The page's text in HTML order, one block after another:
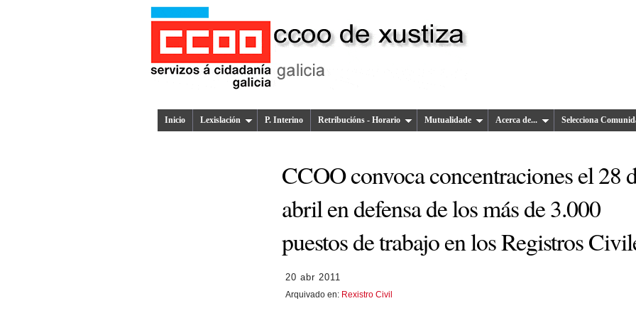
Inicio Lexislación P. Interino Retribucións - Horario Mutualidade Acerca de... Selecciona
CCOO convoca concentraciones el 28
abril en defensa de los más de 3.000
puestos de trabajo en los Registros
20 abr 2011
Arquivado en: Rexistro Civil